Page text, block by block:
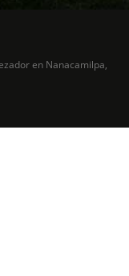
en Nanacamilpa,